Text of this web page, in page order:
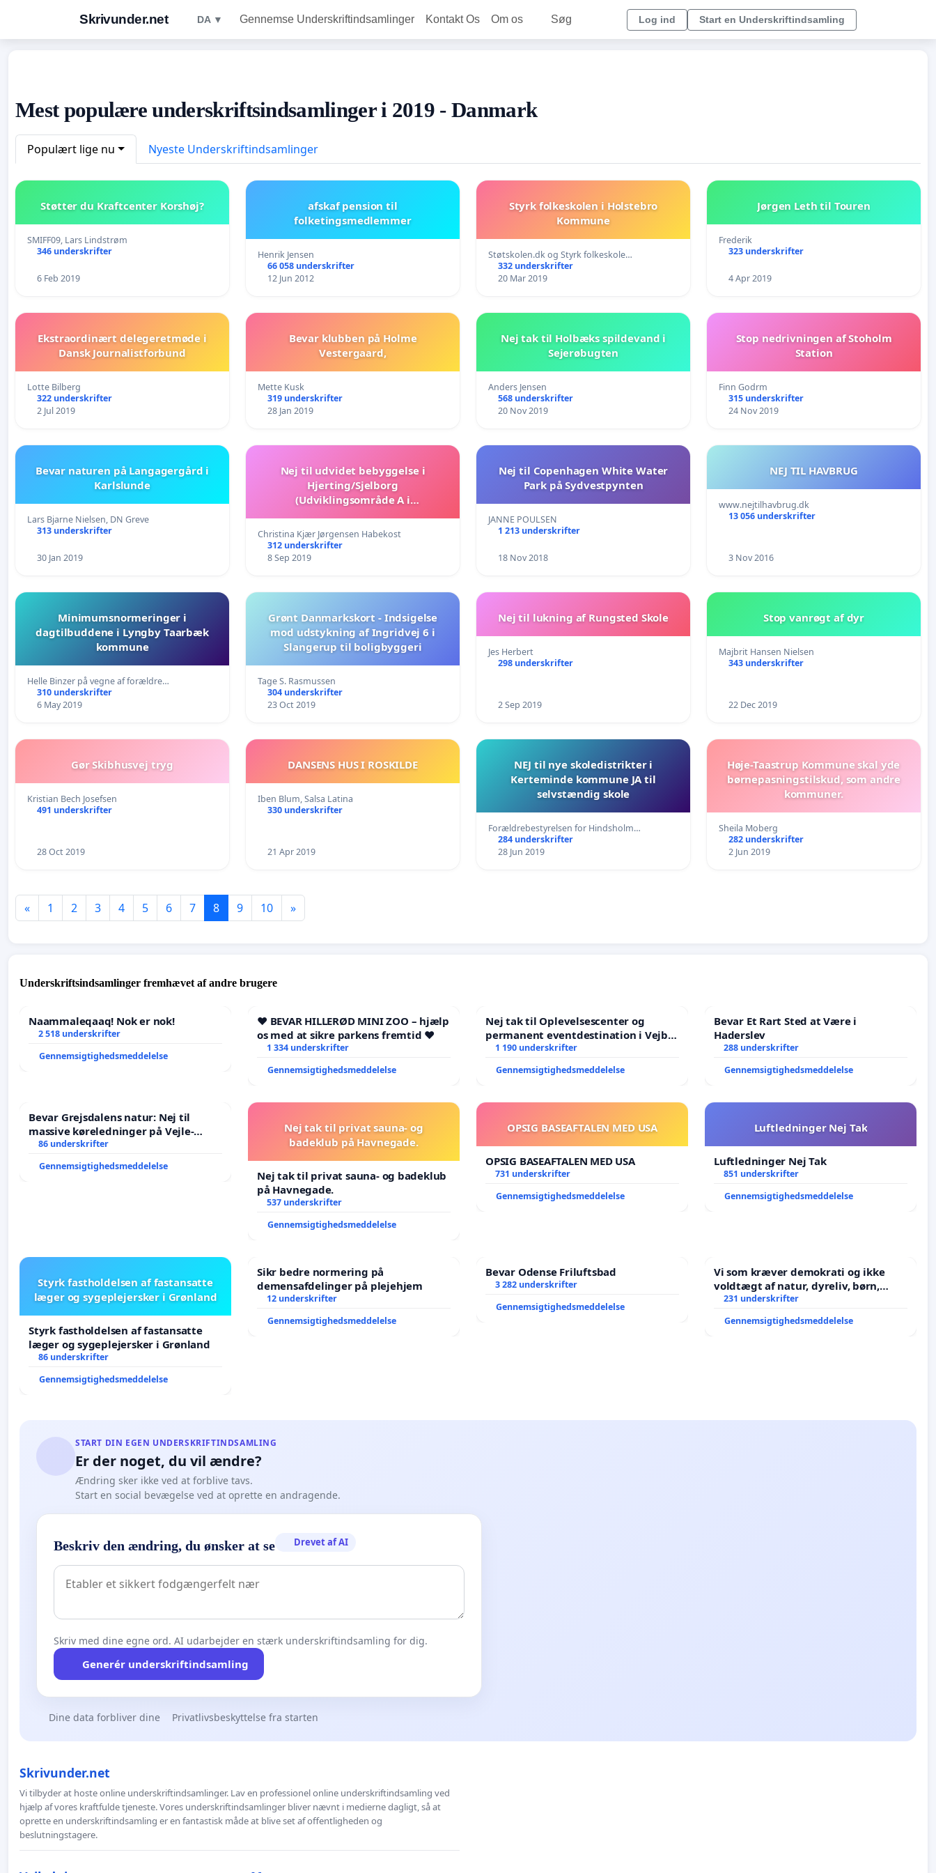
Skrivunder.net DA ▼ Gennemse Underskriftindsamlinger Kontakt Os Om os Søg Log ind Start en Underskriftindsamling
Mest populære underskriftsindsamlinger i 2019 - Danmark
Populært lige nu Nyeste Underskriftindsamlinger
Støtter du Kraftcenter Korshøj?
SMIFF09, Lars Lindstrøm
346 underskrifter
6 Feb 2019
afskaf pension til
folketingsmedlemmer
Henrik Jensen
66 058 underskrifter
12 Jun 2012
Styrk folkeskolen i Holstebro
Kommune
Støtskolen.dk og Styrk folkeskole…
332 underskrifter
20 Mar 2019
Jørgen Leth til Touren
Frederik
323 underskrifter
4 Apr 2019
Ekstraordinært delegeretmøde i
Dansk Journalistforbund
Lotte Bilberg
322 underskrifter
2 Jul 2019
Bevar klubben på Holme
Vestergaard,
Mette Kusk
319 underskrifter
28 Jan 2019
Nej tak til Holbæks spildevand i
Sejerøbugten
Anders Jensen
568 underskrifter
20 Nov 2019
Stop nedrivningen af Stoholm
Station
Finn Godrm
315 underskrifter
24 Nov 2019
Bevar naturen på Langagergård i
Karlslunde
Lars Bjarne Nielsen, DN Greve
313 underskrifter
30 Jan 2019
Nej til udvidet bebyggelse i
Hjerting/Sjelborg
(Udviklingsområde A i
Christina Kjær Jørgensen Habekost
312 underskrifter
8 Sep 2019
Nej til Copenhagen White Water
Park på Sydvestpynten
JANNE POULSEN
1 213 underskrifter
18 Nov 2018
NEJ TIL HAVBRUG
www.nejtilhavbrug.dk
13 056 underskrifter
3 Nov 2016
Minimumsnormeringer i
dagtilbuddene i Lyngby Taarbæk
kommune
Helle Binzer på vegne af forældre…
310 underskrifter
6 May 2019
Grønt Danmarkskort - Indsigelse
mod udstykning af Ingridvej 6 i
Slangerup til boligbyggeri
Tage S. Rasmussen
304 underskrifter
23 Oct 2019
Nej til lukning af Rungsted Skole
Jes Herbert
298 underskrifter
2 Sep 2019
Stop vanrøgt af dyr
Majbrit Hansen Nielsen
343 underskrifter
22 Dec 2019
Gør Skibhusvej tryg
Kristian Bech Josefsen
491 underskrifter
28 Oct 2019
DANSENS HUS I ROSKILDE
Iben Blum, Salsa Latina
330 underskrifter
21 Apr 2019
NEJ til nye skoledistrikter i
Kerteminde kommune JA til
selvstændig skole
Forældrebestyrelsen for Hindsholm…
284 underskrifter
28 Jun 2019
Høje-Taastrup Kommune skal yde
børnepasningstilskud, som andre
kommuner.
Sheila Moberg
282 underskrifter
2 Jun 2019
« 1 2 3 4 5 6 7 8 9 10 »
Underskriftsindsamlinger fremhævet af andre brugere
Naammaleqaaq! Nok er nok!
2 518 underskrifter
Gennemsigtighedsmeddelelse
❤️ BEVAR HILLERØD MINI ZOO – hjælp
os med at sikre parkens fremtid ❤️
1 334 underskrifter
Gennemsigtighedsmeddelelse
Nej tak til Oplevelsescenter og
permanent eventdestination i Vejby
- Ja tak til et levende lokalområde i
1 190 underskrifter
Gennemsigtighedsmeddelelse
Bevar Et Rart Sted at Være i
Haderslev
288 underskrifter
Gennemsigtighedsmeddelelse
Bevar Grejsdalens natur: Nej til
massive køreledninger på Vejle-
Struer-banen
86 underskrifter
Gennemsigtighedsmeddelelse
Nej tak til privat sauna- og
badeklub på Havnegade.
Nej tak til privat sauna- og badeklub
på Havnegade.
537 underskrifter
Gennemsigtighedsmeddelelse
OPSIG BASEAFTALEN MED USA
OPSIG BASEAFTALEN MED USA
731 underskrifter
Gennemsigtighedsmeddelelse
Luftledninger Nej Tak
Luftledninger Nej Tak
851 underskrifter
Gennemsigtighedsmeddelelse
Styrk fastholdelsen af fastansatte
læger og sygeplejersker i Grønland
Styrk fastholdelsen af fastansatte
læger og sygeplejersker i Grønland
86 underskrifter
Gennemsigtighedsmeddelelse
Sikr bedre normering på
demensafdelinger på plejehjem
12 underskrifter
Gennemsigtighedsmeddelelse
Bevar Odense Friluftsbad
3 282 underskrifter
Gennemsigtighedsmeddelelse
Vi som kræver demokrati og ikke
voldtægt af natur, dyreliv, børn,
unge Borgene har sagt NEJ i mange
231 underskrifter
Gennemsigtighedsmeddelelse
START DIN EGEN UNDERSKRIFTINDSAMLING
Er der noget, du vil ændre?
Ændring sker ikke ved at forblive tavs.
Start en social bevægelse ved at oprette en andragende.
Beskriv den ændring, du ønsker at se Drevet af AI
Skriv med dine egne ord. AI udarbejder en stærk underskriftindsamling for dig.
Generér underskriftindsamling
Dine data forbliver dine Privatlivsbeskyttelse fra starten
Skrivunder.net
Vi tilbyder at hoste online underskriftindsamlinger. Lav en professionel online underskriftindsamling ved
hjælp af vores kraftfulde tjeneste. Vores underskriftindsamlinger bliver nævnt i medierne dagligt, så at
oprette en underskriftindsamling er en fantastisk måde at blive set af offentligheden og
beslutningstagere.